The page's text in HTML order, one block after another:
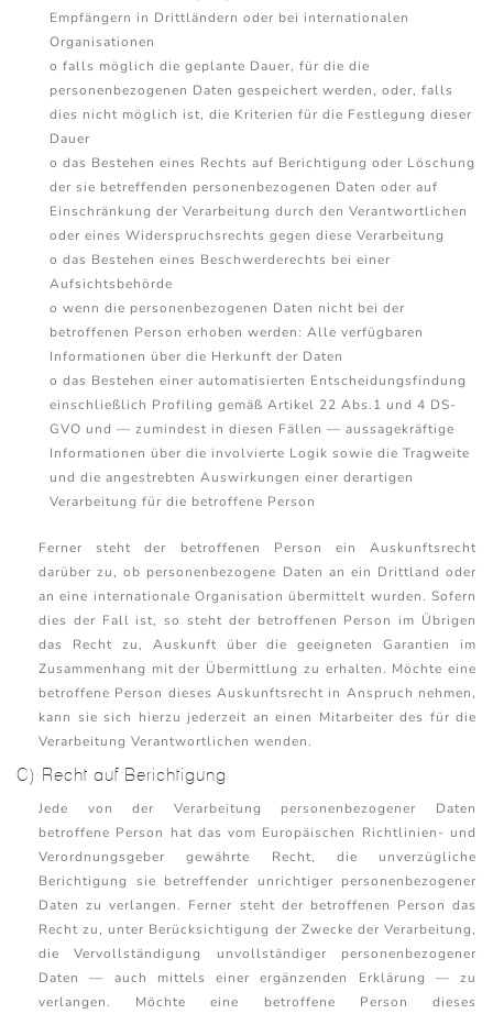
Empfängern in Drittländern oder bei internationalen
Organisationen
o falls möglich die geplante Dauer, für die die
personenbezogenen Daten gespeichert werden, oder, falls
dies nicht möglich ist, die Kriterien für die Festlegung dieser
Dauer
o das Bestehen eines Rechts auf Berichtigung oder Löschung
der sie betreffenden personenbezogenen Daten oder auf
Einschränkung der Verarbeitung durch den Verantwortlichen
oder eines Widerspruchsrechts gegen diese Verarbeitung
o das Bestehen eines Beschwerderechts bei einer
Aufsichtsbehörde
o wenn die personenbezogenen Daten nicht bei der
betroffenen Person erhoben werden: Alle verfügbaren
Informationen über die Herkunft der Daten
o das Bestehen einer automatisierten Entscheidungsfindung
einschließlich Profiling gemäß Artikel 22 Abs.1 und 4 DS-
GVO und — zumindest in diesen Fällen — aussagekräftige
Informationen über die involvierte Logik sowie die Tragweite
und die angestrebten Auswirkungen einer derartigen
Verarbeitung für die betroffene Person
Ferner steht der betroffenen Person ein Auskunftsrecht
darüber zu, ob personenbezogene Daten an ein Drittland oder
an eine internationale Organisation übermittelt wurden. Sofern
dies der Fall ist, so steht der betroffenen Person im Übrigen
das Recht zu, Auskunft über die geeigneten Garantien im
Zusammenhang mit der Übermittlung zu erhalten. Möchte eine
betroffene Person dieses Auskunftsrecht in Anspruch nehmen,
kann sie sich hierzu jederzeit an einen Mitarbeiter des für die
Verarbeitung Verantwortlichen wenden.
C) Recht auf Berichtigung
Jede von der Verarbeitung personenbezogener Daten
betroffene Person hat das vom Europäischen Richtlinien- und
Verordnungsgeber gewährte Recht, die unverzügliche
Berichtigung sie betreffender unrichtiger personenbezogener
Daten zu verlangen. Ferner steht der betroffenen Person das
Recht zu, unter Berücksichtigung der Zwecke der Verarbeitung,
die Vervollständigung unvollständiger personenbezogener
Daten — auch mittels einer ergänzenden Erklärung — zu
verlangen. Möchte eine betroffene Person dieses